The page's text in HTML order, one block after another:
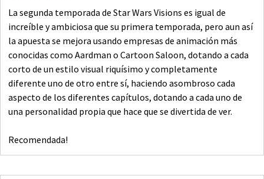
La segunda temporada de Star Wars Visions es igual de
increíble y ambiciosa que su primera temporada, pero aun así
la apuesta se mejora usando empresas de animación más
conocidas como Aardman o Cartoon Saloon, dotando a cada
corto de un estilo visual riquísimo y completamente
diferente uno de otro entre sí, haciendo asombroso cada
aspecto de los diferentes capítulos, dotando a cada uno de
una personalidad propia que hace que se divertida de ver.
Recomendada!